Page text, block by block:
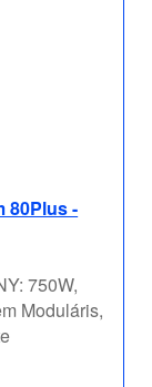
80Plus -
750W,
Moduláris,